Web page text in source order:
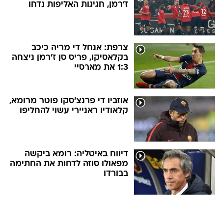
ז'רמן, חגיגות האליפות נדחו
צרפת: אנחל די מריה כיכב
בקלאסיקו, פריס סן ז'רמן ניצחה
1:3 את מארסיי
אוזביו די פרנצ'סקו פוטר מרומא,
קלאודיו ראניירי עשוי להחליפו
דיווח באיטליה: רומא ביקשה
מפאולו סוזה לדחות את החתימה
בבורדו